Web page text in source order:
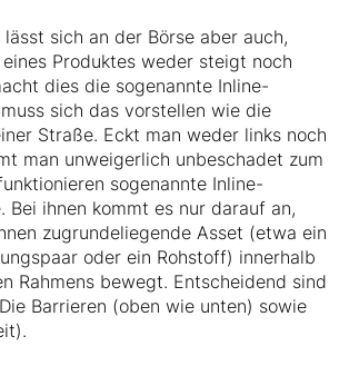
sich an der Börse aber auch,
Produktes weder steigt noch
dies die sogenannte Inline-
sich das vorstellen wie die
Straße. Eckt man weder links noch
man unweigerlich unbeschadet zum
sogenannte Inline-
Bei ihnen kommt es nur darauf an,
zugrundeliegende Asset (etwa ein
oder ein Rohstoff) innerhalb
Rahmens bewegt. Entscheidend sind
Barrieren (oben wie unten) sowie